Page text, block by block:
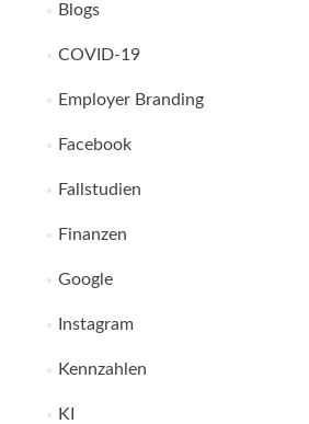
Blogs
COVID-19
Employer Branding
Facebook
Fallstudien
Finanzen
Google
Instagram
Kennzahlen
KI